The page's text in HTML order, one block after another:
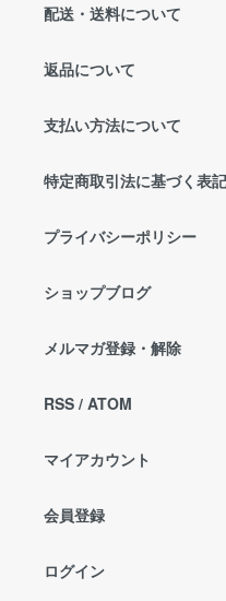
配送・送料について
返品について
支払い方法について
特定商取引法に基づく表記
プライバシーポリシー
ショップブログ
メルマガ登録・解除
RSS / ATOM
マイアカウント
会員登録
ログイン